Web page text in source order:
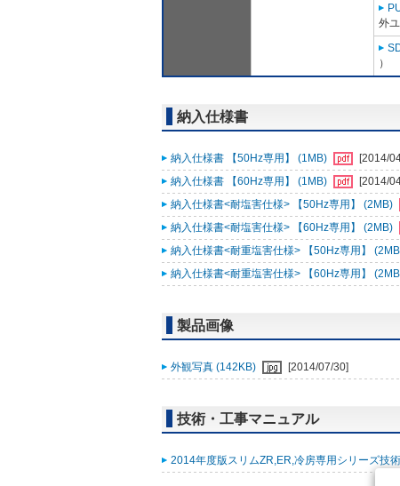
外
）
納入仕様書
納入仕様書 【50Hz専用】 (1MB)
[2014/
納入仕様書 【60Hz専用】 (1MB)
[2014/
納入仕様書<耐塩害仕様> 【50Hz専用】 (2MB)
納入仕様書<耐塩害仕様> 【60Hz専用】 (2MB)
納入仕様書<耐重塩害仕様> 【50Hz専用】
納入仕様書<耐重塩害仕様> 【60Hz専用】
製品画像
外観写真 (142KB) [2014/07/30]
技術・工事マニュアル
2014年度版スリムZR,ER,冷房専用シリーズ技